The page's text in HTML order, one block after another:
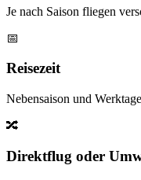
Je nach Saison fliegen
📅
Reisezeit
Nebensaison und
🔀
Direktflug oder